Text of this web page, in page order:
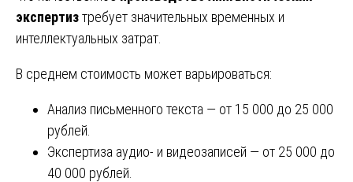
экспертизтребует значительных временных и
интеллектуальных затрат.
В среднем стоимость может варьироваться:
Анализ письменного текста — от 15 000 до 25 000
рублей.
Экспертиза аудио- и видеозаписей — от 25 000 до
40 000 рублей.